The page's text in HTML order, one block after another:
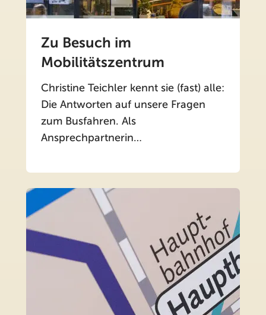
Zu Besuch im
Mobilitätszentrum
Christine Teichler kennt sie (fast) alle:
Die Antworten auf unsere Fragen
zum Busfahren. Als
Ansprechpartnerin…